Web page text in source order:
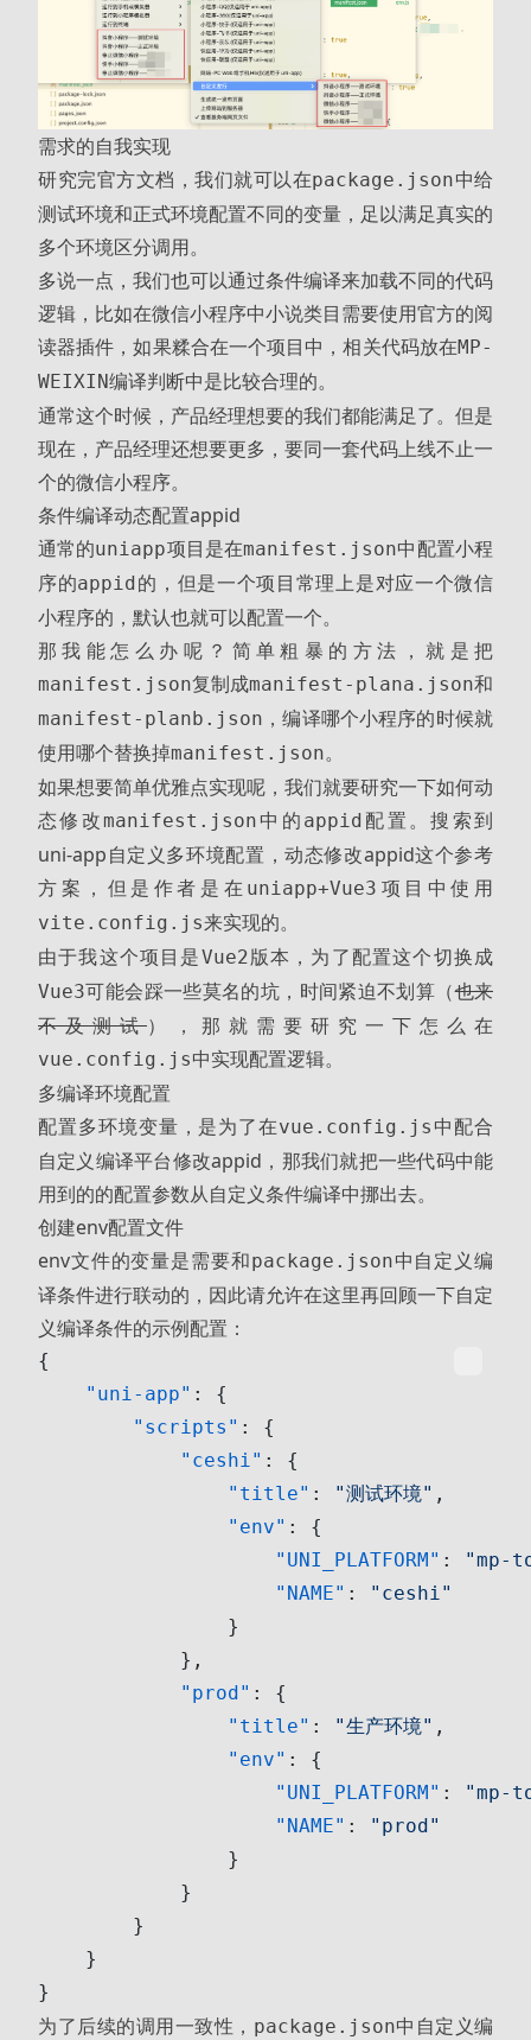
需求的自我实现
研究完官方文档，我们就可以在package.json中给
测试环境和正式环境配置不同的变量，足以满足真实的
多个环境区分调用。
多说一点，我们也可以通过条件编译来加载不同的代码
逻辑，比如在微信小程序中小说类目需要使用官方的阅
读器插件，如果糅合在一个项目中，相关代码放在MP-
WEIXIN编译判断中是比较合理的。
通常这个时候，产品经理想要的我们都能满足了。但是
现在，产品经理还想要更多，要同一套代码上线不止一
个的微信小程序。
条件编译动态配置appid
通常的uniapp项目是在manifest.json中配置小程
序的appid的，但是一个项目常理上是对应一个微信
小程序的，默认也就可以配置一个。
那我能怎么办呢？简单粗暴的方法，就是把
manifest.json复制成manifest-plana.json和
manifest-planb.json ，编译哪个小程序的时候就
使用哪个替换掉manifest.json。
如果想要简单优雅点实现呢，我们就要研究一下如何动
态修改manifest.json 中的 appid 配置。搜索到
uni-app自定义多环境配置，动态修改appid这个参考
方案，但是作者是在 uniapp+Vue3 项目中使用
vite.config.js来实现的。
由于我这个项目是Vue2版本，为了配置这个切换成
Vue3可能会踩一些莫名的坑，时间紧迫不划算（也来
不及测试），那就需要研究一下怎么在
vue.config.js中实现配置逻辑。
多编译环境配置
配置多环境变量，是为了在vue.config.js 中配合
自定义编译平台修改appid，那我们就把一些代码中能
用到的的配置参数从自定义条件编译中挪出去。
创建env配置文件
env文件的变量是需要和package.json中自定义编
译条件进行联动的，因此请允许在这里再回顾一下自定
义编译条件的示例配置：
{
    "uni-app"
: {
        "scripts"
: {
            "ceshi"
: {
                "title"
: "测试环境" ,
                "env"
: {
                    "UNI_PLATFORM"
:
"mp-
                    "NAME"
:
"ceshi"
                }
            },
            "prod"
: {
                "title"
: "生产环境" ,
                "env"
: {
                    "UNI_PLATFORM"
:
"mp-
                    "NAME"
:
"prod"
                }
            }
        }
    }
}
为了后续的调用一致性， package.json中自定义编